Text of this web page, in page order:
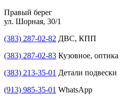
Правый берег
ул. Шорная, 30/1
(383) 287-02-82 ДВС, КПП
(383) 287-02-83 Кузовное, оптика
(383) 213-35-01 Детали подвески
(913) 985-35-01 WhatsApp